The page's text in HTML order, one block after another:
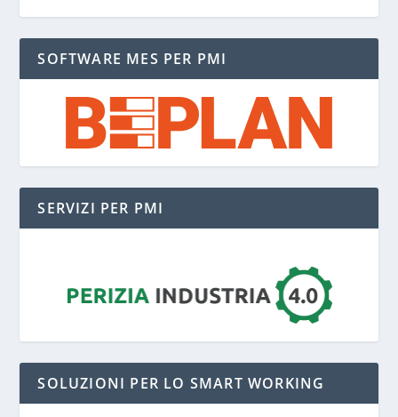
SOFTWARE MES PER PMI
SERVIZI PER PMI
SOLUZIONI PER LO SMART WORKING